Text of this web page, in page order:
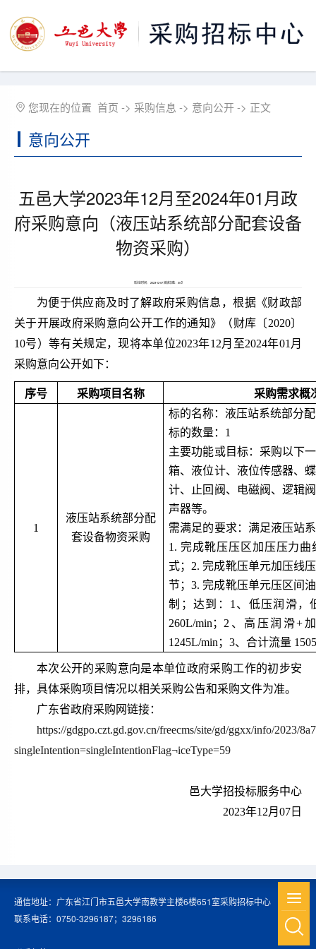
意向公开
您现在的位置 首页 -> 采购信息 -> 意向公开-> 正文
五邑大学2023年12月至2024年01月政
府采购意向（液压站系统部分配套设备
物资采购）
【信息时间： 2023-12-07 阅读次数： 30】
为便于供应商及时了解政府采购信息，根据《财政部
关于开展政府采购意向公开工作的通知》（财库〔2020〕
10号）等有关规定，现将本单位2023年12月至2024年01月
采购意向公开如下：
序号 采购项目名称 采购需求概
1
液压站系统部分配
套设备物资采购
标的名称：液压站系统部分
标的数量： 1
主要功能或目标：采购以下
箱、液位计、液位传感器、
计、止回阀、电磁阀、逻辑
声器等。
需满足的要求：满足液压站
1. 完成靴压压区加压压力
式；2. 完成靴压单元加压线
节；3. 完成靴压单元压区间
制；达到：1、低压润滑，
260L/min；2、高压润滑+
1245L/min；3、合计流量
本次公开的采购意向是本单位政府采购工作的初步安
排，具体采购项目情况以相关采购公告和采购文件为准。
广东省政府采购网链接：
https://gdgpo.czt.gd.gov.cn/freecms/site/gd/ggxx/info/2023/
singleIntention=singleIntentionFlag¬iceType=59
邑大学招投标服务中心
2023年12月 07 日
通信地址：广东省江门市五邑大学南教学主楼6楼651室采购招标中心
联系电话：0750-3296187；3296186